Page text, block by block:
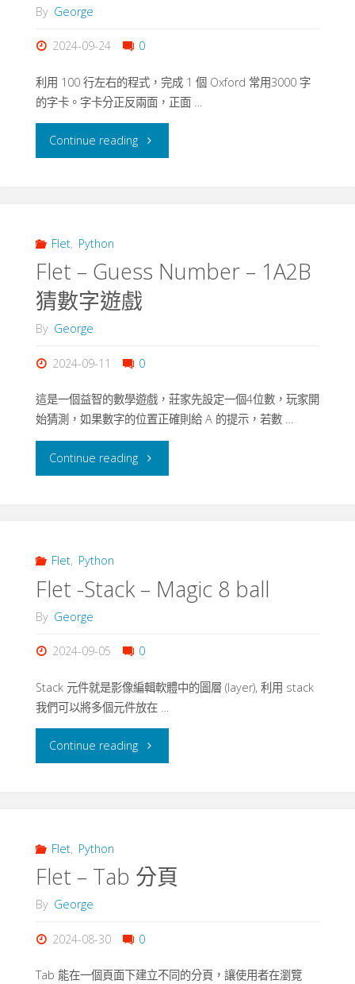
By George
2024-09-24 0
利用 100 行左右的程式，完成 1 個 Oxford 常用3000 字
的字卡。字卡分正反兩面，正面 …
Continue reading"Flet-
字
卡"
Flet, Python
Flet – Guess Number – 1A2B
猜數字遊戲
By George
2024-09-11 0
這是一個益智的數學遊戲，莊家先設定一個4位數，玩家開
始猜測，如果數字的位置正確則給 A 的提示，若數 …
Continue reading"Flet
–
數
字
遊
Flet, Python
Flet -Stack – Magic 8 ball
By George
2024-09-05 0
Stack 元件就是影像編輯軟體中的圖層 (layer), 利用 stack
我們可以將多個元件放在 …
Continue reading"Flet
Magic
Flet, Python
Flet – Tab 分頁
By George
2024-08-30 0
Tab 能在一個頁面下建立不同的分頁，讓使用者在瀏覽